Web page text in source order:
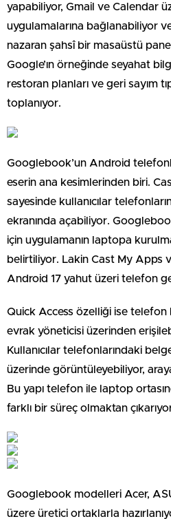
yapabiliyor, Gmail ve Calendar
uygulamalarına bağlanabiliyor ve
nazaran şahsî bir masaüstü
Google’ın örneğinde seyahat
restoran planları ve geri sayım
toplanıyor.
Googlebook’un Android
eserin ana kesimlerinden biri.
sayesinde kullanıcılar
ekranında açabiliyor.
için uygulamanın laptopa
belirtiliyor. Lakin Cast My Apps
Android 17 yahut üzeri telefon
Quick Access özelliği ise
evrak yöneticisi üzerinden
Kullanıcılar telefonlarındaki
üzerinde görüntüleyebiliyor,
Bu yapı telefon ile laptop
farklı bir süreç olmaktan
Googlebook modelleri Acer,
üzere üretici ortaklarla